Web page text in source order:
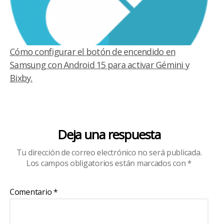
Cómo configurar el botón de encendido en
Samsung con Android 15 para activar Gémini y
Bixby.
Deja una respuesta
Tu dirección de correo electrónico no será publicada.
Los campos obligatorios están marcados con*
Comentario*